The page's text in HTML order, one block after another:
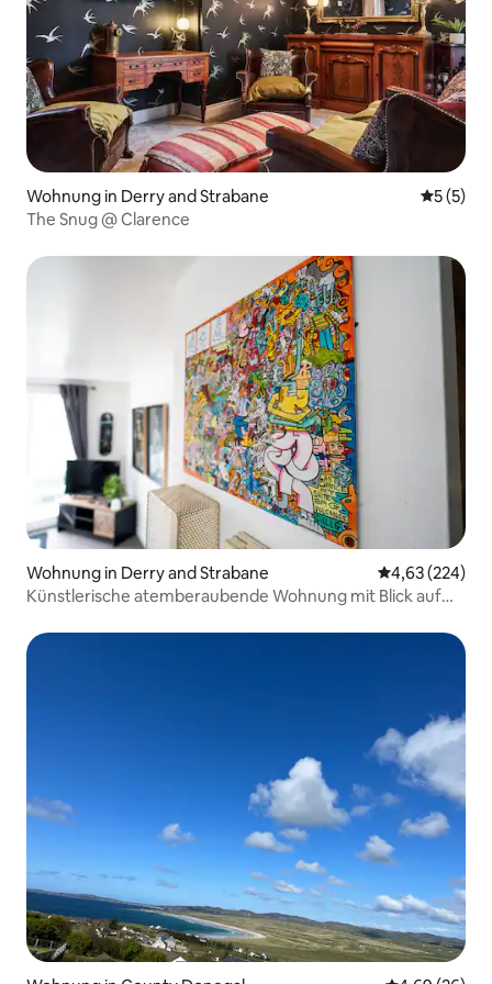
Wohnung in Derry and Strabane
5 (5)
The Snug @ Clarence
Wohnung in Derry and Strabane
4,63 (224)
Künstlerische atemberaubende Wohnung mit Blick auf